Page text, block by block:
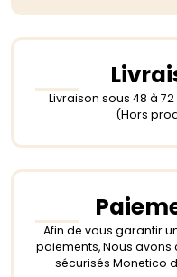
Livraison sous 48 à
(Hors
Afin de vous garantir
paiements, Nous avons
sécurisés Monetico